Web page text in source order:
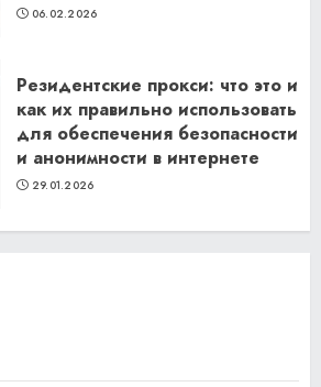
06.02.2026
Резидентские прокси: что это и
как их правильно использовать
для обеспечения безопасности
и анонимности в интернете
29.01.2026